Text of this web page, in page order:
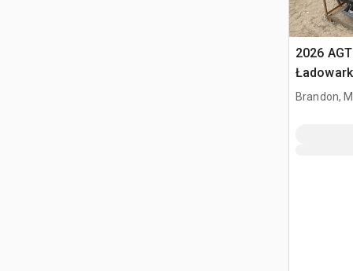
2026
Brandon,